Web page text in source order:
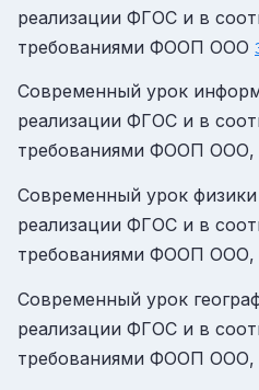
реализации ФГОС и в
требованиями ФООП ООО
Современный урок
реализации ФГОС и в
требованиями ФООП
Современный урок физики
реализации ФГОС и в
требованиями ФООП
Современный урок
реализации ФГОС и в
требованиями ФООП